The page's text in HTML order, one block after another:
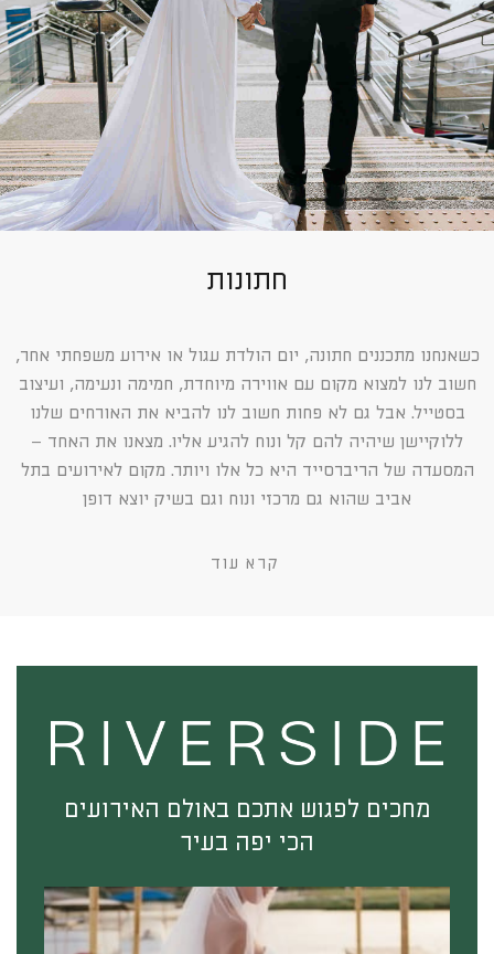
חתונות
כשאנחנו מתכננים חתונה, יום הולדת עגול או אירוע משפחתי אחר,
חשוב לנו למצוא מקום עם אווירה מיוחדת, חמימה ונעימה, ועיצוב
בסטייל. אבל גם לא פחות חשוב לנו להביא את האורחים שלנו
ללוקיישן שיהיה להם קל ונוח להגיע אליו. מצאנו את האחד –
המסעדה של הריברסייד היא כל אלו ויותר. מקום לאירועים בתל
אביב שהוא גם מרכזי ונוח וגם בשיק יוצא דופן
קרא עוד
מחכים לפגוש אתכם באולם האירועים
הכי יפה בעיר